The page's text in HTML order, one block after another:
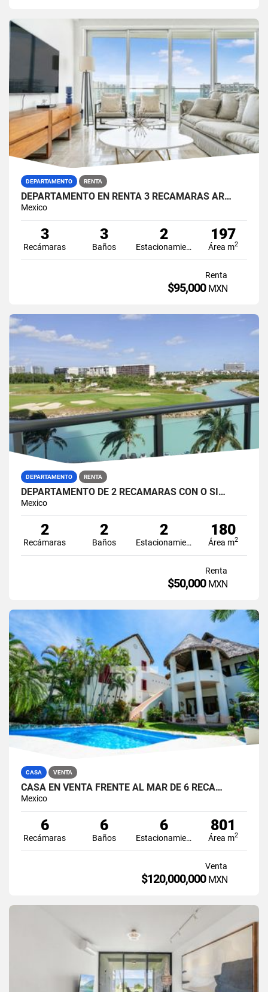
DEPARTAMENTO RENTA
DEPARTAMENTO EN RENTA 3 RECÁMARAS AR…
Mexico
3
Recámaras
3
Baños
2
Estacionamiento
197
Área m2
Renta
$95,000 MXN
DEPARTAMENTO RENTA
DEPARTAMENTO DE 2 RECAMARAS CON O SI…
Mexico
2
Recámaras
2
Baños
2
Estacionamiento
180
Área m2
Renta
$50,000 MXN
CASA VENTA
CASA EN VENTA FRENTE AL MAR DE 6 RECÁ…
Mexico
6
Recámaras
6
Baños
6
Estacionamiento
801
Área m2
Venta
$120,000,000 MXN